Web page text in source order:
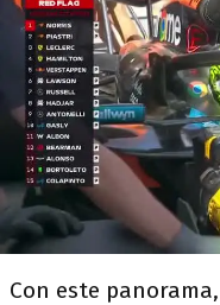
Con este